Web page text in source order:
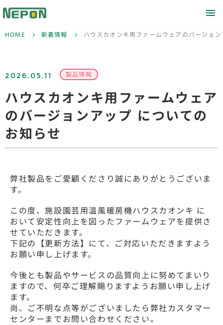
HOME 新着情報 ハウスカオンキ用ファームウェアのバージョ
2026.05.11 製品情報
ハウスカオンキ用ファームウェア
のバージョンアップ についての
お知らせ
弊社製品をご愛顧くださり誠にありがとうございま
す。
この度、施設園芸用温風暖房機ハウスカオンキ に
おいて安定性向上を図ったファームウェアを提供さ
せていただきます。
下記の【更新方法】にて、ご対応いただきますよう
お願い申し上げます。
今後とも製品やサービスの品質向上に努めてまいり
ますので、何卒ご理解賜りますようお願い申し上げ
ます。
尚、ご不明な点等がございましたら弊社カスタマー
センターまでお問い合わせください。